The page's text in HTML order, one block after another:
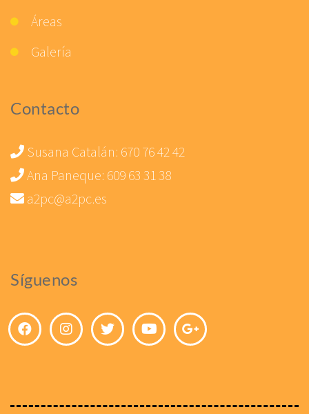
Áreas
Galería
Contacto
Susana Catalán: 670 76 42 42
Ana Paneque: 609 63 31 38
a2pc@a2pc.es
Síguenos